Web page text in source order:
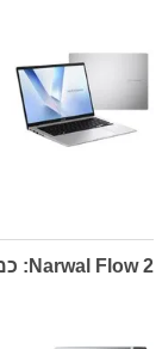
Narwal Flow 2: כמעט בלי נקודות תורפה